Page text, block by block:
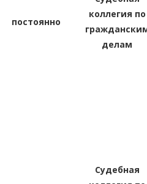
постоянно
коллегия по
делам
Судебная